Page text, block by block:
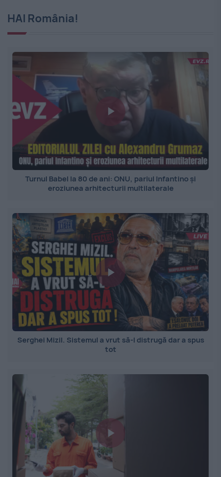
HAI România!
Turnul Babel la 80 de ani: ONU, pariul Infantino și
eroziunea arhitecturii multilaterale
Serghei Mizil. Sistemul a vrut să-l distrugă dar a spus
tot